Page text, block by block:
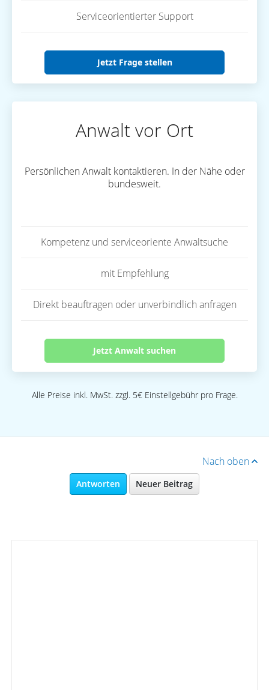
Serviceorientierter Support
Jetzt Frage stellen
Anwalt vor Ort
Persönlichen Anwalt kontaktieren. In der Nähe oder
bundesweit.
Kompetenz und serviceoriente Anwaltsuche
mit Empfehlung
Direkt beauftragen oder unverbindlich anfragen
Jetzt Anwalt suchen
Alle Preise inkl. MwSt. zzgl. 5€ Einstellgebühr pro Frage.
Nach oben
Antworten Neuer Beitrag